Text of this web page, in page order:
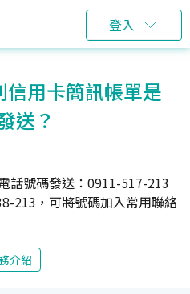
登入
用卡簡訊帳單是
送？
話號碼發送：0911-517-213
213，可將號碼加入常用聯絡
介紹